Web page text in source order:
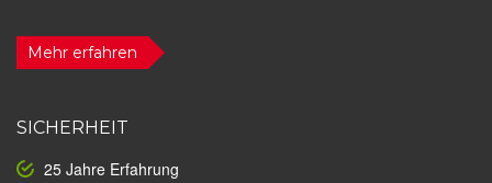
Mehr erfahren
SICHERHEIT
25 Jahre Erfahrung